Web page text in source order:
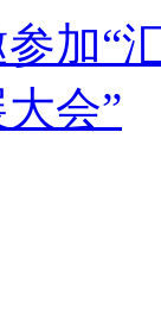
加“
会”